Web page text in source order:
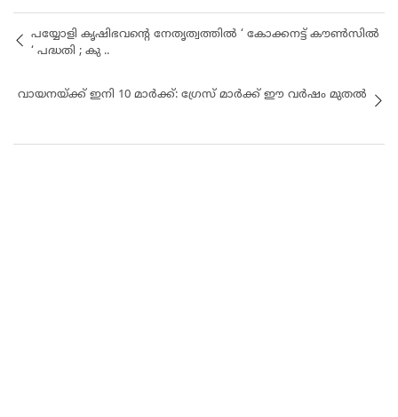
പയ്യോളി കൃഷിഭവന്റെ നേതൃത്വത്തിൽ ‘ കോക്കനട്ട് കൗൺസിൽ
‘ പദ്ധതി ; കു ..
വായനയ്ക്ക് ഇനി 10 മാർക്ക്: ഗ്രേസ് മാർക്ക് ഈ വർഷം മുതൽ